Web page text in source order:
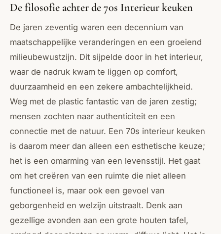
De filosofie achter de 70s Interieur keuken
De jaren zeventig waren een decennium van
maatschappelijke veranderingen en een groeiend
milieubewustzijn. Dit sijpelde door in het interieur,
waar de nadruk kwam te liggen op comfort,
duurzaamheid en een zekere ambachtelijkheid.
Weg met de plastic fantastic van de jaren zestig;
mensen zochten naar authenticiteit en een
connectie met de natuur. Een 70s interieur keuken
is daarom meer dan alleen een esthetische keuze;
het is een omarming van een levensstijl. Het gaat
om het creëren van een ruimte die niet alleen
functioneel is, maar ook een gevoel van
geborgenheid en welzijn uitstraalt. Denk aan
gezellige avonden aan een grote houten tafel,